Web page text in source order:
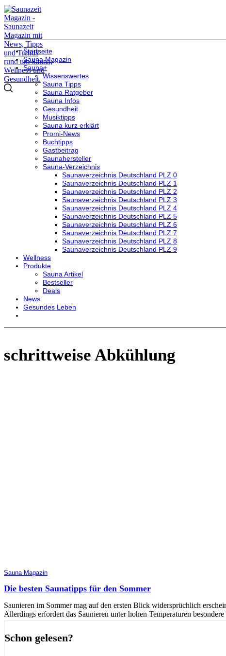
Startseite
Sauna Magazin
Sauna+
Wissenswertes
Sauna Tipps
Sauna Ratgeber
Sauna Infos
Gesundheit
Musiktipps
Sauna kurz erklärt
Promi-News
Buchtipps
Gastbeitrag
Saunahersteller
Sauna-Verzeichnis
Saunaverzeichnis Deutschland PLZ 0
Saunaverzeichnis Deutschland PLZ 1
Saunaverzeichnis Deutschland PLZ 2
Saunaverzeichnis Deutschland PLZ 3
Saunaverzeichnis Deutschland PLZ 4
Saunaverzeichnis Deutschland PLZ 5
Saunaverzeichnis Deutschland PLZ 6
Saunaverzeichnis Deutschland PLZ 7
Saunaverzeichnis Deutschland PLZ 8
Saunaverzeichnis Deutschland PLZ 9
Wellness
Produkte
Sauna Artikel
Bestseller
Deals
News
Gesundes Leben
schrittweise Abkühlung
Sauna Magazin
Die besten Saunatipps für den Sommer
Saunieren im Sommer mag auf den ersten Blick widersprüchlich
Allerdings erfordert das Saunieren unter hohen Temperaturen
Schon gelesen?